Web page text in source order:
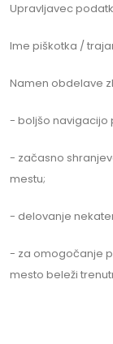
Upravljavec
Ime piškotka /
Namen obdelave
- boljšo navigacijo
- začasno
mestu;
- delovanje
- za omogočanje
mesto beleži